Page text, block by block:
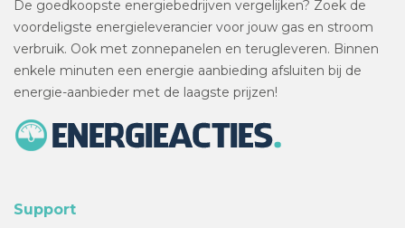
De goedkoopste energiebedrijven vergelijken? Zoek de
voordeligste energieleverancier voor jouw gas en stroom
verbruik. Ook met zonnepanelen en terugleveren. Binnen
enkele minuten een energie aanbieding afsluiten bij de
energie-aanbieder met de laagste prijzen!
Support